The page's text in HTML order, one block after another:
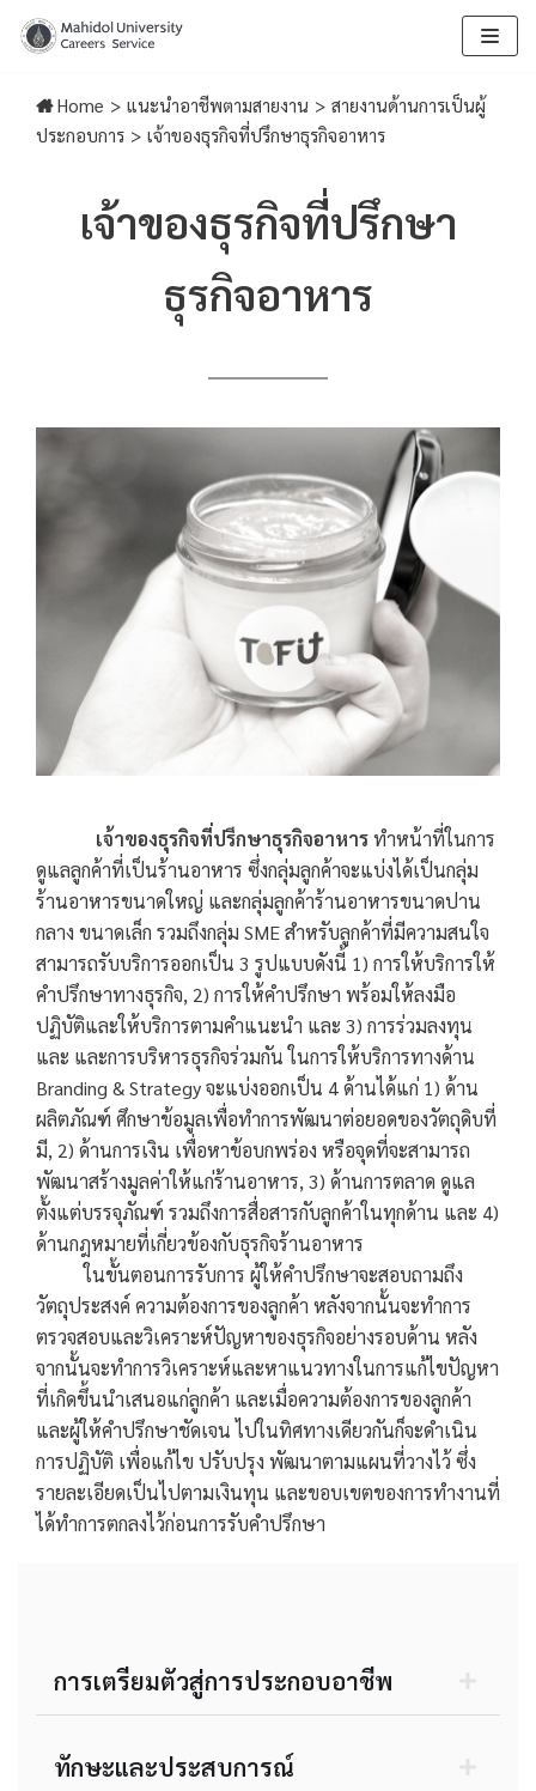
to
content
Home > แนะนำอาชีพตามสายงาน > สายงานด้านการเป็นผู้
ประกอบการ > เจ้าของธุรกิจที่ปรึกษาธุรกิจอาหาร
เจ้าของธุรกิจที่ปรึกษา
ธุรกิจอาหาร
เจ้าของธุรกิจที่ปรึกษาธุรกิจอาหารทำหน้าที่ในการ
ดูแลลูกค้าที่เป็นร้านอาหาร ซึ่งกลุ่มลูกค้าจะแบ่งได้เป็นกลุ่ม
ร้านอาหารขนาดใหญ่ และกลุ่มลูกค้าร้านอาหารขนาดปาน
กลาง ขนาดเล็ก รวมถึงกลุ่ม SME สำหรับลูกค้าที่มีความสนใจ
สามารถรับบริการออกเป็น 3 รูปแบบดังนี้ 1) การให้บริการให้
คำปรึกษาทางธุรกิจ, 2) การให้คำปรึกษา พร้อมให้ลงมือ
ปฏิบัติและให้บริการตามคำแนะนำ และ 3) การร่วมลงทุน
และ และการบริหารธุรกิจร่วมกัน ในการให้บริการทางด้าน
Branding & Strategy จะแบ่งออกเป็น 4 ด้านได้แก่ 1) ด้าน
ผลิตภัณฑ์ ศึกษาข้อมูลเพื่อทำการพัฒนาต่อยอดของวัตถุดิบที่
มี, 2) ด้านการเงิน เพื่อหาข้อบกพร่อง หรือจุดที่จะสามารถ
พัฒนาสร้างมูลค่าให้แก่ร้านอาหาร, 3) ด้านการตลาด ดูแล
ตั้งแต่บรรจุภัณฑ์ รวมถึงการสื่อสารกับลูกค้าในทุกด้าน และ 4)
ด้านกฎหมายที่เกี่ยวข้องกับธุรกิจร้านอาหาร
ในขั้นตอนการรับการ ผู้ให้คำปรึกษาจะสอบถามถึง
วัตถุประสงค์ ความต้องการของลูกค้า หลังจากนั้นจะทำการ
ตรวจสอบและวิเคราะห์ปัญหาของธุรกิจอย่างรอบด้าน หลัง
จากนั้นจะทำการวิเคราะห์และหาแนวทางในการแก้ไขปัญหา
ที่เกิดขึ้นนำเสนอแก่ลูกค้า และเมื่อความต้องการของลูกค้า
และผู้ให้คำปรึกษาชัดเจน ไปในทิศทางเดียวกันก็จะดำเนิน
การปฏิบัติ เพื่อแก้ไข ปรับปรุง พัฒนาตามแผนที่วางไว้ ซึ่ง
รายละเอียดเป็นไปตามเงินทุน และขอบเขตของการทำงานที่
ได้ทำการตกลงไว้ก่อนการรับคำปรึกษา
การเตรียมตัวสู่การประกอบอาชีพ
ทักษะและประสบการณ์